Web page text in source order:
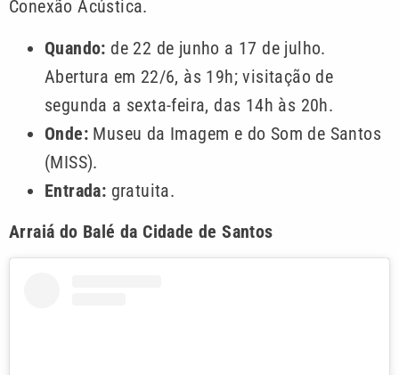
Conexão Acústica.
Quando: de 22 de junho a 17 de julho.
Abertura em 22/6, às 19h; visitação de
segunda a sexta-feira, das 14h às 20h.
Onde: Museu da Imagem e do Som de Santos
(MISS).
Entrada: gratuita.
Arraiá do Balé da Cidade de Santos